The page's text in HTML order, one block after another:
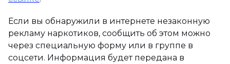
Если вы обнаружили в интернете незаконную
рекламу наркотиков, сообщить об этом можно
через специальную форму или в группе в
соцсети. Информация будет передана в